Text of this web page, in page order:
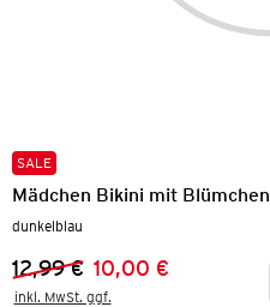
SALE
Mädchen Bikini mit Blümchen
dunkelblau
Vorheriger Preis:
12,99 €
Neuer Preis:
10,00 €
inkl. MwSt. ggf.